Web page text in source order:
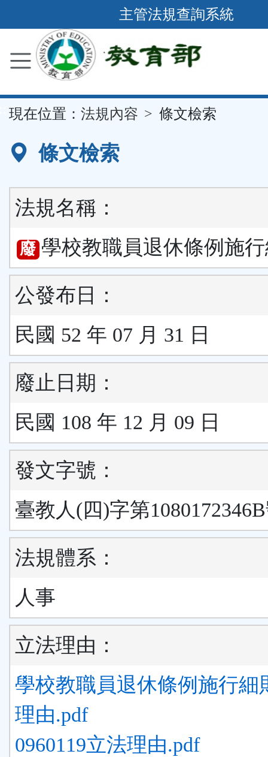
到
要
容
區
主管法規查詢系統
現在位置： 法規內容 條文檢索
條文檢索
法規名稱：
廢 學校教職員退休條例施
公發布日：
民國 52 年 07 月 31 日
廢止日期：
民國 108 年 12 月 09 日
發文字號：
臺教人(四)字第
法規體系：
人事
立法理由：
學校教職員退休條例施行細
理由.pdf
0960119立法理由.pdf